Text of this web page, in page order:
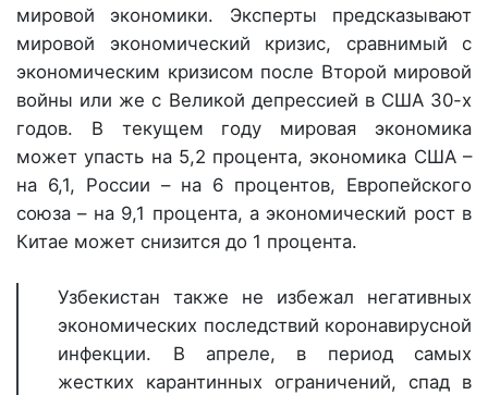
мировой экономики. Эксперты предсказывают
мировой экономический кризис, сравнимый с
экономическим кризисом после Второй мировой
войны или же с Великой депрессией в США 30-х
годов. В текущем году мировая экономика
может упасть на 5,2 процента, экономика США –
на 6,1, России – на 6 процентов, Европейского
союза – на 9,1 процента, а экономический рост в
Китае может снизится до 1 процента.
Узбекистан также не избежал негативных
экономических последствий коронавирусной
инфекции. В апреле, в период самых
жестких карантинных ограничений, спад в